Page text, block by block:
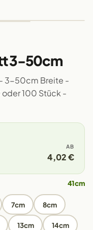
3-50cm
3-50cm Breite -
oder 100 Stück -
AB
4,02 €
41cm
7cm 8cm
13cm 14cm